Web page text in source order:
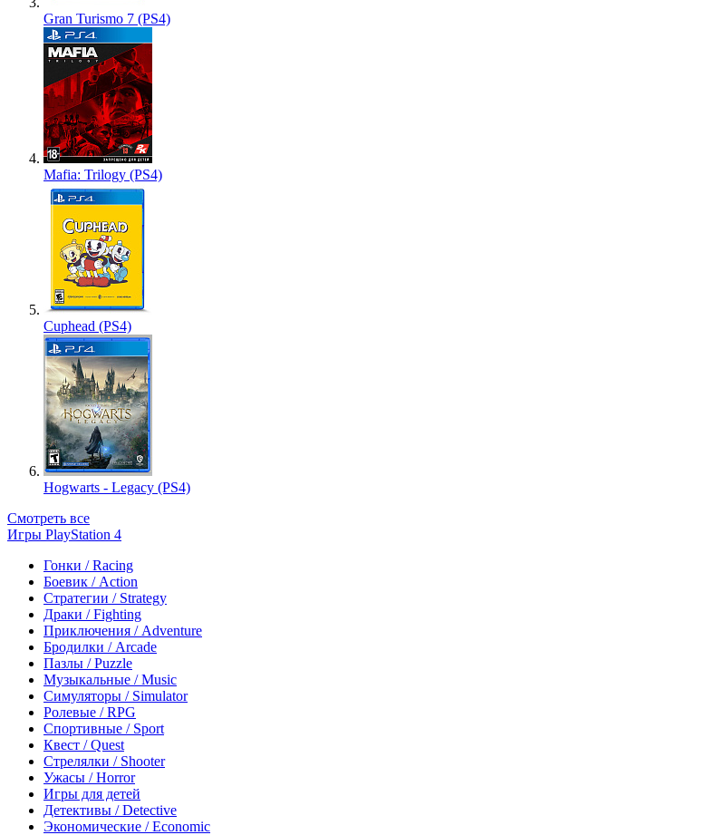
Gran Turismo 7 (PS4)
Mafia: Trilogy (PS4)
Cuphead (PS4)
Hogwarts - Legacy (PS4)
Смотреть все
Игры PlayStation 4
Гонки / Racing
Боевик / Action
Стратегии / Strategy
Драки / Fighting
Приключения / Adventure
Бродилки / Arcade
Пазлы / Puzzle
Музыкальные / Music
Симуляторы / Simulator
Ролевые / RPG
Спортивные / Sport
Квест / Quest
Стрелялки / Shooter
Ужасы / Horror
Игры для детей
Детективы / Detective
Экономические / Economic